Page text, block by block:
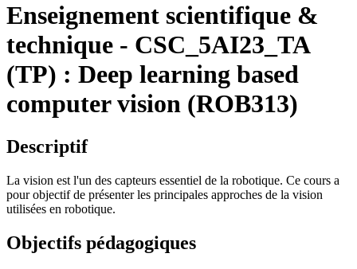
Enseignement scientifique &
technique - CSC_5AI23_TA
(TP) : Deep learning based
computer vision (ROB313)
Descriptif
La vision est l'un des capteurs essentiel de la robotique. Ce cours a
pour objectif de présenter les principales approches de la vision
utilisées en robotique.
Objectifs pédagogiques